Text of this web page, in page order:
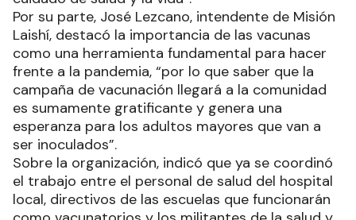
Por su parte, José Lezcano, intendente de Misión
Laishí, destacó la importancia de las vacunas
como una herramienta fundamental para hacer
frente a la pandemia, “por lo que saber que la
campaña de vacunación llegará a la comunidad
es sumamente gratificante y genera una
esperanza para los adultos mayores que van a
ser inoculados”.
Sobre la organización, indicó que ya se coordinó
el trabajo entre el personal de salud del hospital
local, directivos de las escuelas que funcionarán